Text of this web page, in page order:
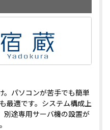
。パソコンが苦手でも簡単
最適です。システム構成上
別途専用サーバ機の設置が